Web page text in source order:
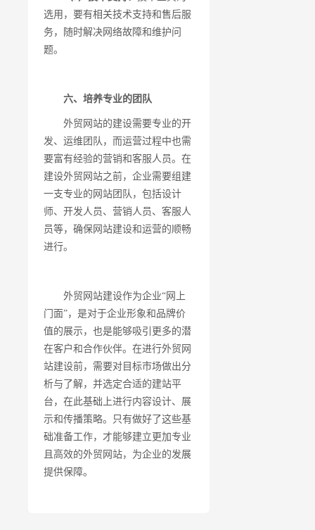
选用，要有相关技术支持和售后服
务，随时解决网络故障和维护问
题。
六、培养专业的团队
外贸网站的建设需要专业的开
发、运维团队，而运营过程中也需
要富有经验的营销和客服人员。在
建设外贸网站之前，企业需要组建
一支专业的网站团队，包括设计
师、开发人员、营销人员、客服人
员等，确保网站建设和运营的顺畅
进行。
外贸网站建设作为企业“网上
门面”，是对于企业形象和品牌价
值的展示，也是能够吸引更多的潜
在客户和合作伙伴。在进行外贸网
站建设前，需要对目标市场做出分
析与了解，并选定合适的建站平
台，在此基础上进行内容设计、展
示和传播策略。只有做好了这些基
础准备工作，才能够建立更加专业
且高效的外贸网站，为企业的发展
提供保障。